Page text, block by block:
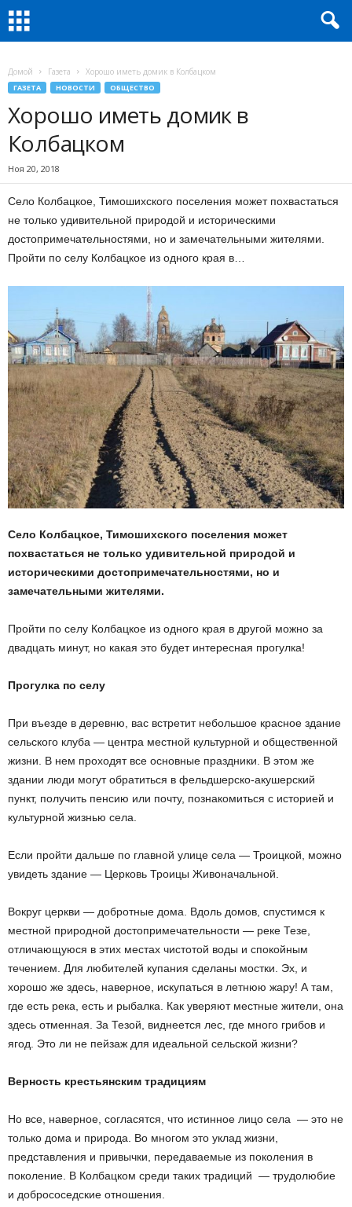
Домой Газета Хорошо иметь домик в Колбацком
ГАЗЕТА НОВОСТИ ОБЩЕСТВО
Хорошо иметь домик в
Колбацком
Ноя 20, 2018
Село Колбацкое, Тимошихского поселения может похвастаться
не только удивительной природой и историческими
достопримечательностями, но и замечательными жителями.
Пройти по селу Колбацкое из одного края в…
Село Колбацкое, Тимошихского поселения может
похвастаться не только удивительной природой и
историческими достопримечательностями, но и
замечательными жителями.
Пройти по селу Колбацкое из одного края в другой можно за
двадцать минут, но какая это будет интересная прогулка!
Прогулка по селу
При въезде в деревню, вас встретит небольшое красное здание
сельского клуба — центра местной культурной и общественной
жизни. В нем проходят все основные праздники. В этом же
здании люди могут обратиться в фельдшерско-акушерский
пункт, получить пенсию или почту, познакомиться с историей и
культурной жизнью села.
Если пройти дальше по главной улице села — Троицкой, можно
увидеть здание — Церковь Троицы Живоначальной.
Вокруг церкви — добротные дома. Вдоль домов, спустимся к
местной природной достопримечательности — реке Тезе,
отличающуюся в этих местах чистотой воды и спокойным
течением. Для любителей купания сделаны мостки. Эх, и
хорошо же здесь, наверное, искупаться в летнюю жару! А там,
где есть река, есть и рыбалка. Как уверяют местные жители, она
здесь отменная. За Тезой, виднеется лес, где много грибов и
ягод. Это ли не пейзаж для идеальной сельской жизни?
Верность крестьянским традициям
Но все, наверное, согласятся, что истинное лицо села — это не
только дома и природа. Во многом это уклад жизни,
представления и привычки, передаваемые из поколения в
поколение. В Колбацком среди таких традиций — трудолюбие
и добрососедские отношения.